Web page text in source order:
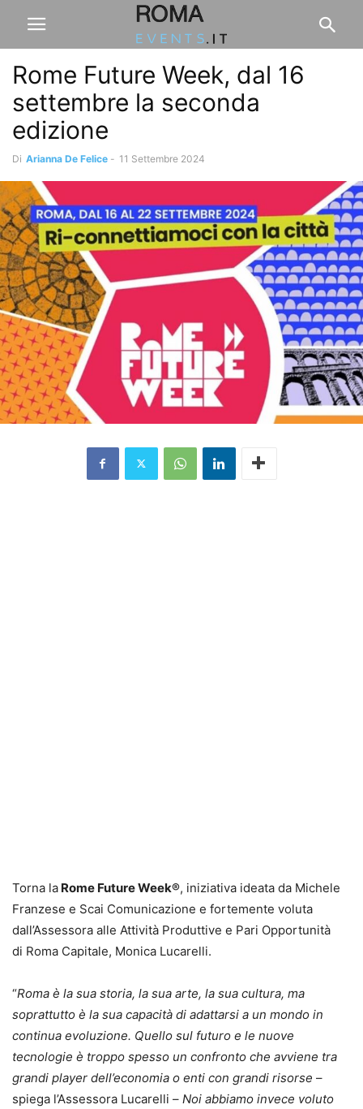
Rome Future Week, dal 16
settembre la seconda
edizione
Di Arianna De Felice - 11 Settembre 2024
Torna la Rome Future Week®, iniziativa ideata da Michele
Franzese e Scai Comunicazione e fortemente voluta
dall’Assessora alle Attività Produttive e Pari Opportunità
di Roma Capitale, Monica Lucarelli.
“Roma è la sua storia, la sua arte, la sua cultura, ma
soprattutto è la sua capacità di adattarsi a un mondo in
continua evoluzione. Quello sul futuro e le nuove
tecnologie è troppo spesso un confronto che avviene tra
grandi player dell’economia o enti con grandi risorse –
spiega l’Assessora Lucarelli – Noi abbiamo invece voluto